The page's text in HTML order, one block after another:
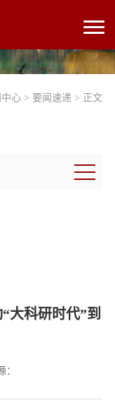
心 > 要闻速递 > 正文
大科研时代”到